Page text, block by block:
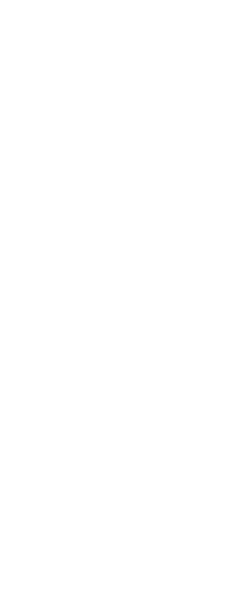
hat. Außerdem erzählen
Egal, ob Early
Süden, ihr seid mit an
gehen und im